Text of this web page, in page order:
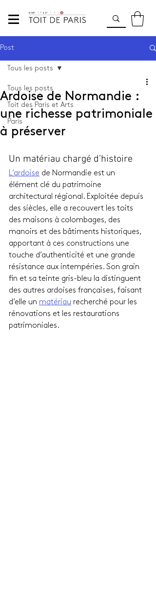
Post
Tous les posts
Toit des Paris et Arts
Paris
Tous les posts
Ardoise de Normandie :
une richesse patrimoniale
à préserver
Un matériau chargé d’histoire
L’ardoise de Normandie est un
élément clé du patrimoine
architectural régional. Exploitée depuis
des siècles, elle a recouvert les toits
des maisons à colombages, des
manoirs et des bâtiments historiques,
apportant à ces constructions une
touche d’authenticité et une grande
résistance aux intempéries. Son grain
fin et sa teinte gris-bleu la distinguent
des autres ardoises françaises, faisant
d’elle un matériau recherché pour les
rénovations et les restaurations
patrimoniales.